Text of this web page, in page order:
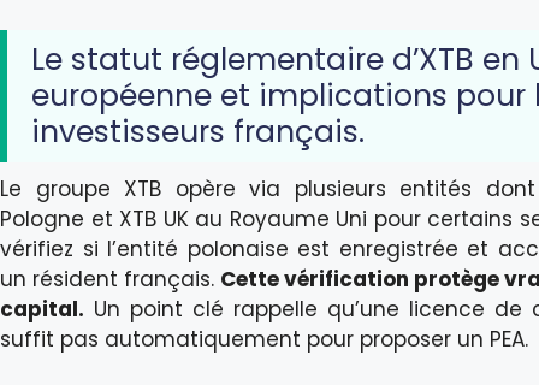
Le statut réglementaire d’XTB en
européenne et implications pour
investisseurs français.
Le groupe XTB opère via plusieurs entités
Pologne et XTB UK au Royaume Uni pour certains
vérifiez si l’entité polonaise est enregistrée et
un résident français. Cette vérification protège
capital. Un point clé rappelle qu’une licence de
suffit pas automatiquement pour proposer un PEA.